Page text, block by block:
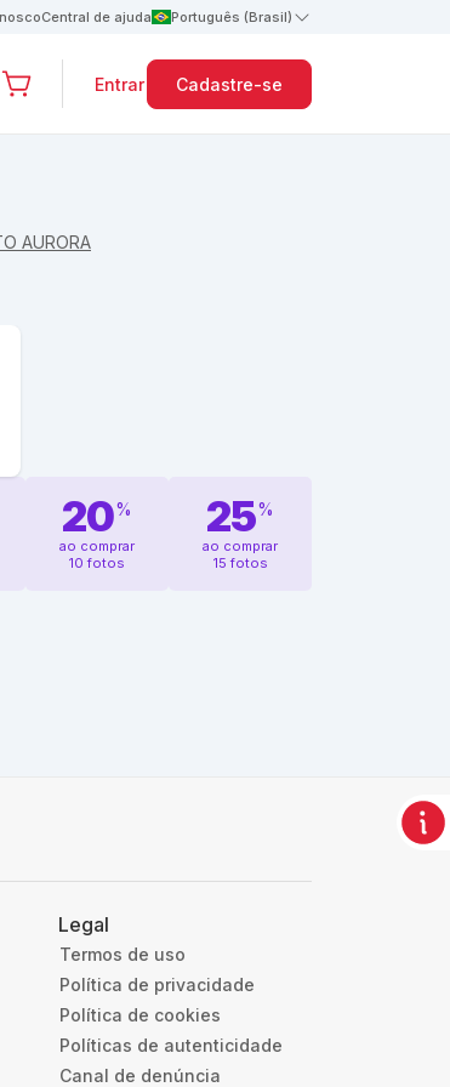
Central de ajuda Português (Brasil)
Entrar Cadastre-se
AURORA
20%
ao comprar
10 fotos
25%
ao comprar
15 fotos
Legal
Termos de uso
Política de privacidade
Política de cookies
Políticas de autenticidade
Canal de denúncia